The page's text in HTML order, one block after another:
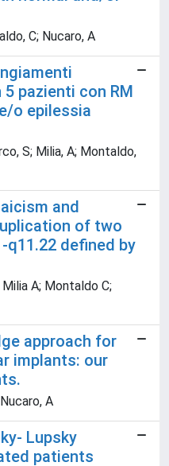
C; Nucaro, A
pazienti con RM
o epilessia
S; Milia, A; Montaldo,
and
of two
q11.22 defined by
A; Montaldo C;
approach for
implants: our
A
Lupsky
patients